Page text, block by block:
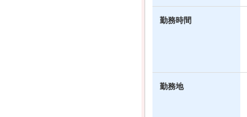
勤務時間
勤務地